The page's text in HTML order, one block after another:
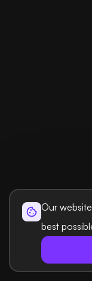
Our
best